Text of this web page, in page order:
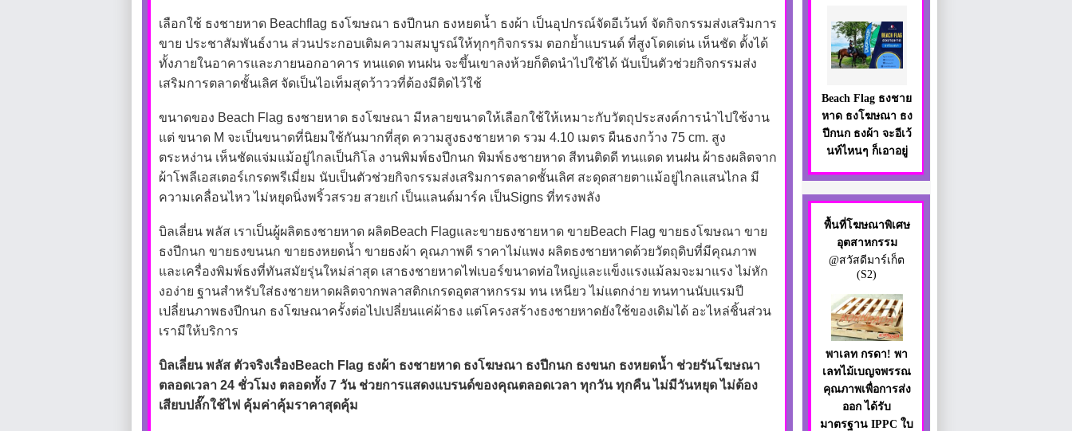
เลือกใช้ ธงชายหาด Beachflag ธงโฆษณา ธงปีกนก ธงหยดน้ำ ธงผ้า เป็นอุปกรณ์จัดอีเว้นท์ จัดกิจกรรมส่งเสริมการ
ขาย ประชาสัมพันธ์งาน ส่วนประกอบเติมความสมบูรณ์ให้ทุกๆกิจกรรม ตอกย้ำแบรนด์ ที่สูงโดดเด่น เห็นชัด ตั้งได้
ทั้งภายในอาคารและภายนอกอาคาร ทนแดด ทนฝน จะขึ้นเขาลงห้วยก็ติดนำไปใช้ได้ นับเป็นตัวช่วยกิจกรรมส่ง
เสริมการตลาดชั้นเลิศ จัดเป็นไอเท็มสุดว้าววที่ต้องมีติดไว้ใช้
ขนาดของ Beach Flag ธงชายหาด ธงโฆษณา มีหลายขนาดให้เลือกใช้ให้เหมาะกับวัตถุประสงค์การนำไปใช้งาน
แต่ ขนาด M จะเป็นขนาดที่นิยมใช้กันมากที่สุด ความสูงธงชายหาด รวม 4.10 เมตร ผืนธงกว้าง 75 cm. สูง
ตระหง่าน เห็นชัดแจ่มแม้อยู่ไกลเป็นกิโล งานพิมพ์ธงปีกนก พิมพ์ธงชายหาด สีทนติดดี ทนแดด ทนฝน ผ้าธงผลิตจาก
ผ้าโพลีเอสเตอร์เกรดพรีเมี่ยม นับเป็นตัวช่วยกิจกรรมส่งเสริมการตลาดชั้นเลิศ สะดุดสายตาแม้อยู่ไกลแสนไกล มี
ความเคลื่อนไหว ไม่หยุดนิ่งพริ้วสรวย สวยเก๋ เป็นแลนด์มาร์ค เป็นSigns ที่ทรงพลัง
บิลเลี่ยน พลัส เราเป็นผู้ผลิตธงชายหาด ผลิตBeach Flagและขายธงชายหาด ขายBeach Flag ขายธงโฆษณา ขาย
ธงปีกนก ขายธงขนนก ขายธงหยดน้ำ ขายธงผ้า คุณภาพดี ราคาไม่แพง ผลิตธงชายหาดด้วยวัตถุดิบที่มีคุณภาพ
และเครื่องพิมพ์ธงที่ทันสมัยรุ่นใหม่ล่าสุด เสาธงชายหาดไฟเบอร์ขนาดท่อใหญ่และแข็งแรงแม้ลมจะมาแรง ไม่หัก
งอง่าย ฐานสำหรับใส่ธงชายหาดผลิตจากพลาสติกเกรดอุตสาหกรรม ทน เหนียว ไม่แตกง่าย ทนทานนับแรมปี
เปลี่ยนภาพธงปีกนก ธงโฆษณาครั้งต่อไปเปลี่ยนแค่ผ้าธง แต่โครงสร้างธงชายหาดยังใช้ของเดิมได้ อะไหล่ชิ้นส่วน
เรามีให้บริการ
บิลเลี่ยน พลัส ตัวจริงเรื่องBeach Flag ธงผ้า ธงชายหาด ธงโฆษณา ธงปีกนก ธงขนก ธงหยดน้ำ ช่วยรันโฆษณา
ตลอดเวลา 24 ชั่วโมง ตลอดทั้ง 7 วัน ช่วยการแสดงแบรนด์ของคุณตลอดเวลา ทุกวัน ทุกคืน ไม่มีวันหยุด ไม่ต้อง
เสียบปลั๊กใช้ไฟ คุ้มค่าคุ้มราคาสุดคุ้ม
Beach Flag ธงชาย
หาด ธงโฆษณา ธง
ปีกนก ธงผ้า จะอีเว้
นท์ไหนๆ ก็เอาอยู่
พื้นที่โฆษณาพิเศษ
อุตสาหกรรม
@สวัสดีมาร์เก็ต
(S2)
พาเลท กรดา! พา
เลทไม้เบญจพรรณ
คุณภาพเพื่อการส่ง
ออก ได้รับ
มาตรฐาน IPPC ใบ